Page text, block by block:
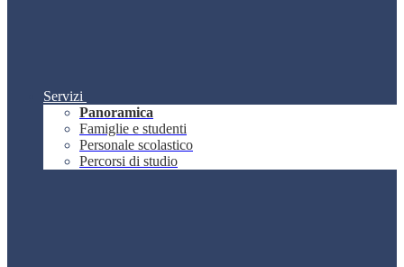
Servizi
Panoramica
Famiglie e studenti
Personale scolastico
Percorsi di studio